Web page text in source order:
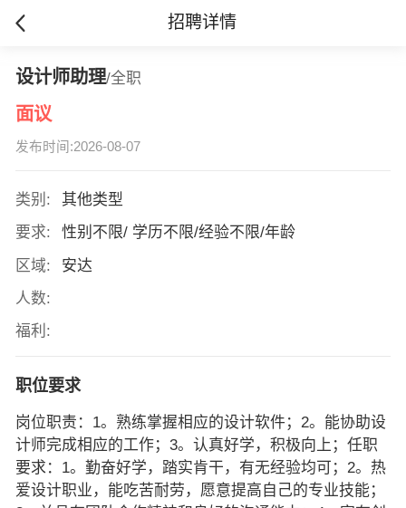
招聘详情
设计师助理/全职
面议
发布时间:2026-08-07
类别:
其他类型
要求:
性别不限/ 学历不限/经验不限/年龄
区域:
安达
人数:
福利:
职位要求
岗位职责：1。熟练掌握相应的设计软件；2。能协助设
计师完成相应的工作；3。认真好学，积极向上；任职
要求：1。勤奋好学，踏实肯干，有无经验均可；2。热
爱设计职业，能吃苦耐劳，愿意提高自己的专业技能；